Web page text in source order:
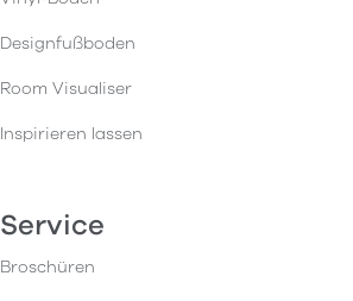
Designfußboden
Room Visualiser
Inspirieren lassen
Service
Broschüren